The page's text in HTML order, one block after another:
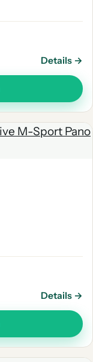
Details →
Details →